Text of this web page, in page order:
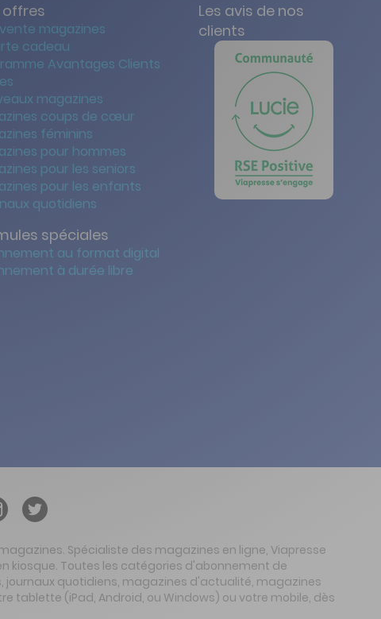
offres
magazines
cadeau
Avantages Clients
magazines
coups de cœur
féminins
pour hommes
pour les seniors
pour les enfants
quotidiens
spéciales
au format digital
à durée libre
Les avis de nos
clients
Spécialiste des magazines en ligne, Viapresse
kiosque. Toutes les catégories d'abonnement de
journaux quotidiens, magazines d'actualité, magazines
tablette (iPad, Android, ou Windows) ou votre mobile, dès